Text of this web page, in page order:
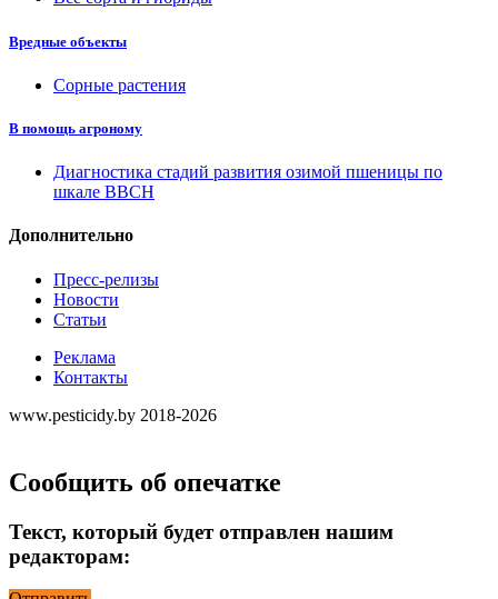
Вредные объекты
Сорные растения
В помощь агроному
Диагностика стадий развития озимой пшеницы по
шкале ВВСН
Дополнительно
Пресс-релизы
Новости
Статьи
Реклама
Контакты
www.pesticidy.by 2018-2026
Сообщить об опечатке
Текст, который будет отправлен нашим
редакторам: